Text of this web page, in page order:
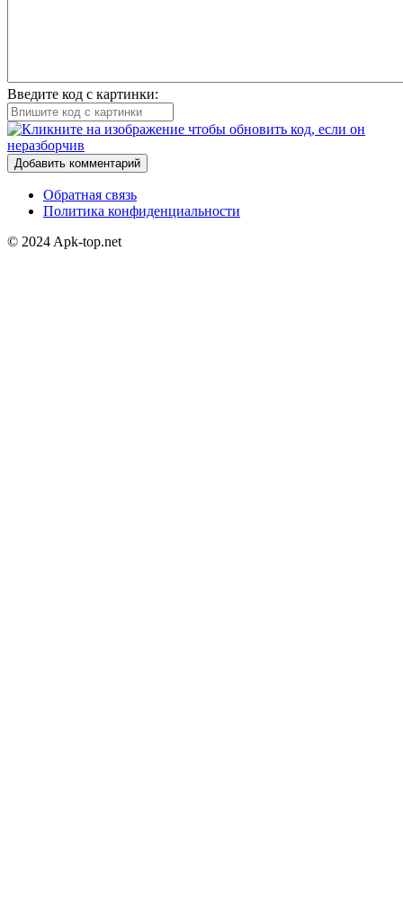
Введите код с картинки:
Добавить комментарий
Обратная связь
Политика конфиденциальности
© 2024 Apk-top.net